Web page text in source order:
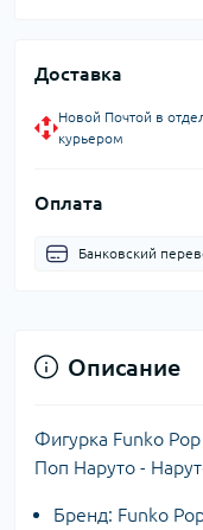
Доставка
Новой Почтой в
курьером
Оплата
Банковский
Описание
Фигурка Funko
Поп Наруто -
Бренд: Funko